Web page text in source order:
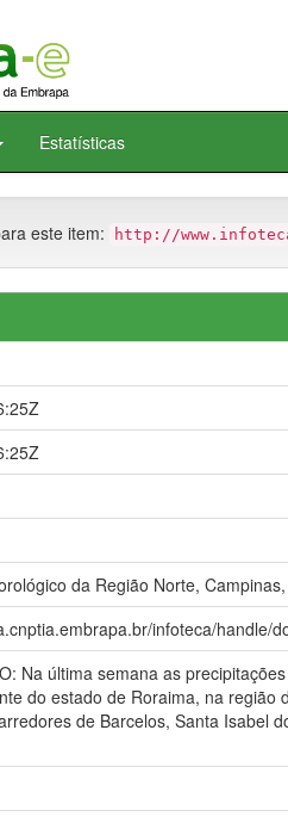
Estatísticas
este item: http://
da Região Norte,
infoteca/handle/
Na última semana as
do estado de Roraima, na
de Barcelos, Santa Isabel